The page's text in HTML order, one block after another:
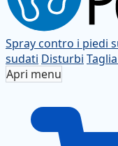
Spray contro i piedi
sudati Disturbi
Apri menu